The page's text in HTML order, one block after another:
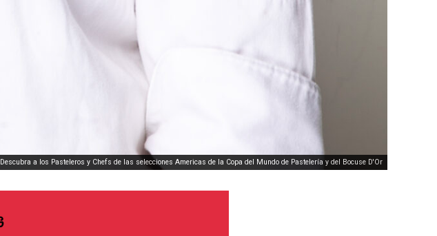
Descubra a los Pasteleros y Chefs de las selecciones Americas de la Copa del Mundo de Pastelería y del Bocuse D'Or